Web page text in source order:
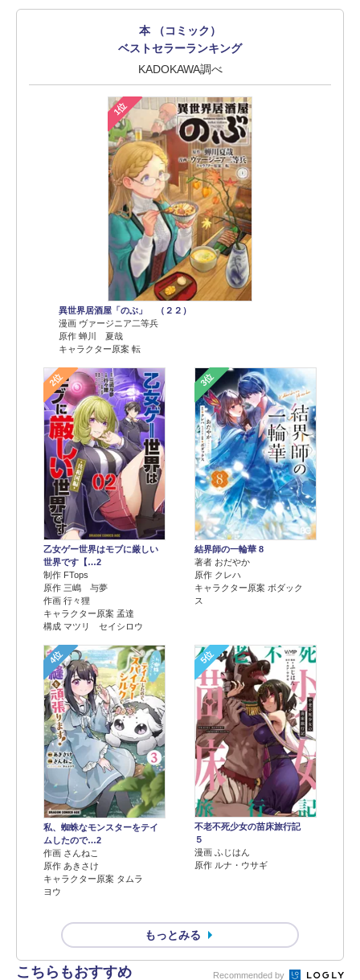
本 （コミック）
ベストセラーランキング
KADOKAWA調べ
1位
異世界居酒屋「のぶ」 （２２）
漫画 ヴァージニア二等兵
原作 蝉川 夏哉
キャラクター原案 転
2位
乙女ゲー世界はモブに厳しい
世界です【…2
制作 FTops
原作 三嶋 与夢
作画 行々狸
キャラクター原案 孟達
構成 マツリ セイシロウ
3位
結界師の一輪華 8
著者 おだやか
原作 クレハ
キャラクター原案 ボダック
ス
4位
私、蜘蛛なモンスターをテイ
ムしたので…2
作画 さんねこ
原作 あきさけ
キャラクター原案 タムラ
ヨウ
5位
不老不死少女の苗床旅行記
５
漫画 ふじはん
原作 ルナ・ウサギ
もっとみる
こちらもおすすめ Recommended by